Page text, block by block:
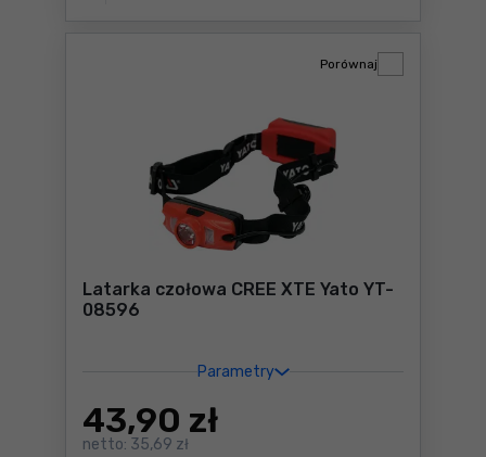
Latarka czołowa CREE XTE Yato YT-
08596
Parametry
43,90 zł
netto: 35,69 zł
Porównaj